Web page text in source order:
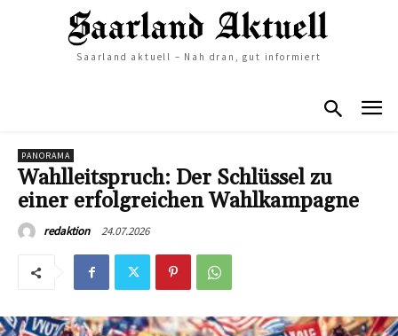
Saarland aktuell – Nah dran, gut informiert
PANORAMA
Wahlleitspruch: Der Schlüssel zu
einer erfolgreichen Wahlkampagne
redaktion 24.07.2026